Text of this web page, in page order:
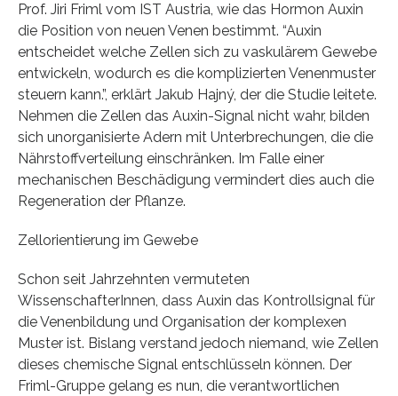
Prof. Jiri Friml vom IST Austria, wie das Hormon Auxin
die Position von neuen Venen bestimmt. “Auxin
entscheidet welche Zellen sich zu vaskulärem Gewebe
entwickeln, wodurch es die komplizierten Venenmuster
steuern kann.”, erklärt Jakub Hajný, der die Studie leitete.
Nehmen die Zellen das Auxin-Signal nicht wahr, bilden
sich unorganisierte Adern mit Unterbrechungen, die die
Nährstoffverteilung einschränken. Im Falle einer
mechanischen Beschädigung vermindert dies auch die
Regeneration der Pflanze.
Zellorientierung im Gewebe
Schon seit Jahrzehnten vermuteten
WissenschafterInnen, dass Auxin das Kontrollsignal für
die Venenbildung und Organisation der komplexen
Muster ist. Bislang verstand jedoch niemand, wie Zellen
dieses chemische Signal entschlüsseln können. Der
Friml-Gruppe gelang es nun, die verantwortlichen